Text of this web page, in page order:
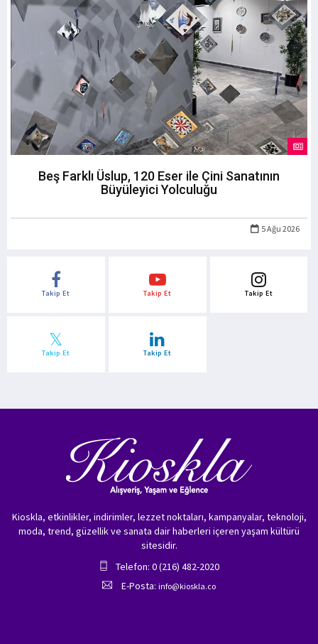
Beş Farklı Üslup, 120 Eser ile Çini Sanatının
Büyüleyici Yolculuğu
5 Ağu 2026
Takip Et Takip Et Takip Et
Takip Et Takip Et
Kioskla, etkinlikler, indirimler, lezzet noktaları, kampanyalar, teknoloji,
moda, trend, güzellik ve sanata dair haberleri içeren yaşam kültürü
sitesidir.
Telefon: 0 (216) 482-2020
E-Posta: info@kioskla.co